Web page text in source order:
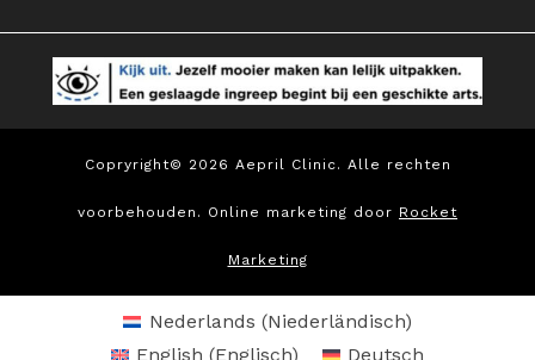
Copryright© 2026 Aepril Clinic. Alle rechten
voorbehouden. Online marketing door Rocket
Marketing
Nederlands (Niederländisch)
English (Englisch) Deutsch